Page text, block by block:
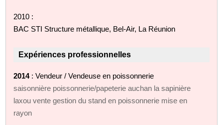
2010 :
BAC STI Structure métallique, Bel-Air, La Réunion
Expériences professionnelles
2014: Vendeur / Vendeuse en poissonnerie
saisonnière poissonnerie/papeterie auchan la sapinière
laxou vente gestion du stand en poissonnerie mise en
rayon